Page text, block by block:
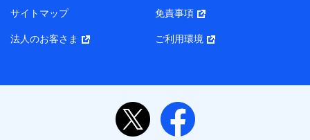
村 忠義
また当社は、オンライン面談による保険のご相談にあたっ
氏名、生年月日、住所、メールアドレス、電話番号、個
人の属性に関する情報、資料請求の情報（有無を含みま
サイトマップ 免責事項
法人のお客さま ご利用環境